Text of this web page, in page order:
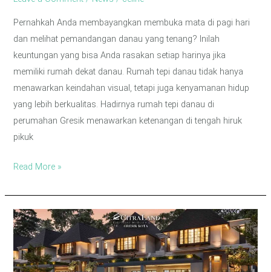
Pernahkah Anda membayangkan membuka mata di pagi hari
dan melihat pemandangan danau yang tenang? Inilah
keuntungan yang bisa Anda rasakan setiap harinya jika
memiliki rumah dekat danau. Rumah tepi danau tidak hanya
menawarkan keindahan visual, tetapi juga kenyamanan hidup
yang lebih berkualitas. Hadirnya rumah tepi danau di
perumahan Gresik menawarkan ketenangan di tengah hiruk
pikuk
Read More »
Tipe
Beryl:
Rumah
Mewah